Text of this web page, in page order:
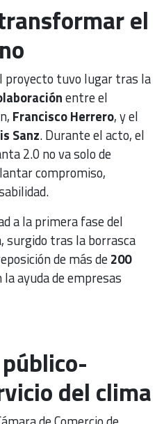
el
proyecto tuvo lugar tras la
entre el
Francisco Herrero, y el
Sanz. Durante el acto, el
2.0 no va solo de
compromiso,
a la primera fase del
surgido tras la borrasca
de más de200
la ayuda de empresas
del clima